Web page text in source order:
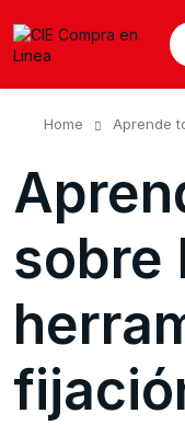
Home Aprende
sobre